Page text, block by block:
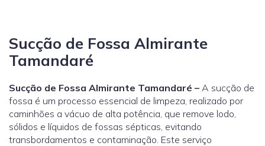
Sucção de Fossa Almirante
Tamandaré
Sucção de Fossa Almirante Tamandaré – A sucção de
fossa é um processo essencial de limpeza, realizado por
caminhões a vácuo de alta potência, que remove lodo,
sólidos e líquidos de fossas sépticas, evitando
transbordamentos e contaminação. Este serviço